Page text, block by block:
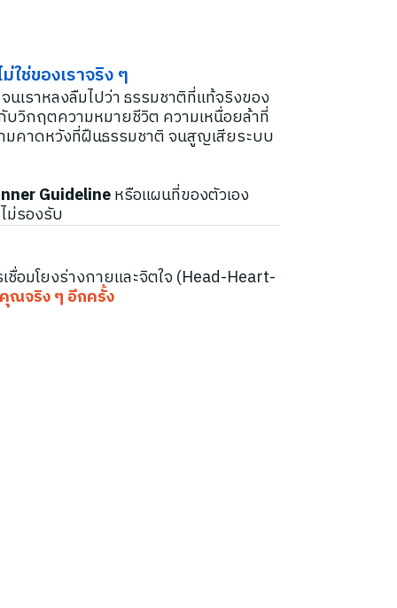
ช่ของเราจริง ๆ
เราหลงลืมไปว่า ธรรมชาติที่แท้จริงของ
บวิกฤตความหมายชีวิต ความเหนื่อยล้าที่
มคาดหวังที่ฝืนธรรมชาติ จนสูญเสียระบบ
Guidelineหรือแผนที่ของตัวเอง
ม่รองรับ
อมโยงร่างกายและจิตใจ (Head-Heart-
ณจริง ๆ อีกครั้ง